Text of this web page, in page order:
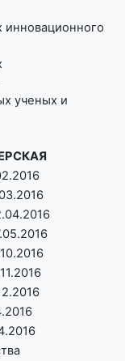
инновационного
ученых и